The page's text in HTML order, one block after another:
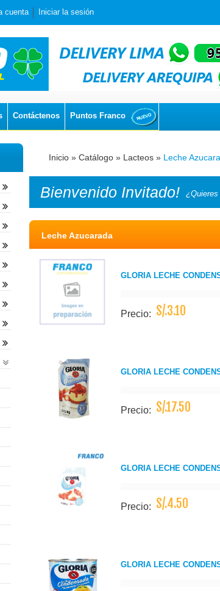
cuenta Iniciar la sesión
Contáctenos Puntos Franco
Inicio » Catálogo » Lacteos » Leche
Bienvenido Invitado! ¿Quieres
Leche Azucarada
GLORIA LECHE
Precio: S/.3.10
GLORIA LECHE
Precio: S/.17.50
GLORIA LECHE
Precio: S/.4.50
GLORIA LECHE